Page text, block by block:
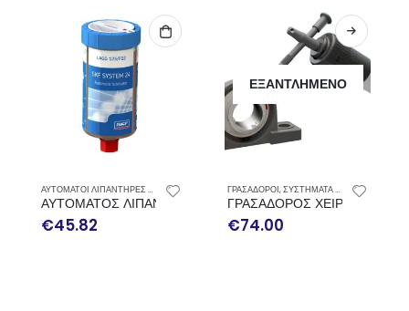
,ΣΥΣΤΗΜΑΤΑ ΛΙΠΑΝΣΗΣ
ΑΕΡΙΟΥ ΜΟΝΟΥ ΣΗΜΕΙΟΥ ΣΥΜΒΑΤΟΣ ΜΕ ΤΡΟΦΙΜΑ SKF SYSTEM
ΕΞΑΝΤΛΗΜΈΝΟ
ΓΡΑΣΑΔΟΡΟΙ,ΣΥΣΤΗΜΑΤΑ ΛΙΠΑΝΣΗΣ
ΓΡΑΣΑΔΟΡΟΣ ΧΕΙΡΟΣ ΣΕΤ (4 ΣΕ 1) GURTECH
€74.00
ΕΞΑΝΤΛΗΜΈΝΟ
ΓΡΑΣΑΔΟΡΟΙ,ΣΥΣΤΗΜΑΤΑ ΛΙΠΑΝΣΗΣ
ΓΡΑΣΑΔΟΡΟΣ MΠΑΤΑΡΙΑΣ
€499.00